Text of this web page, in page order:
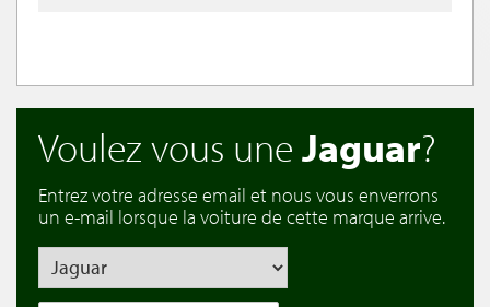
Voulez vous uneJaguar?
Entrez votre adresse email et nous vous enverrons
un e-mail lorsque la voiture de cette marque arrive.